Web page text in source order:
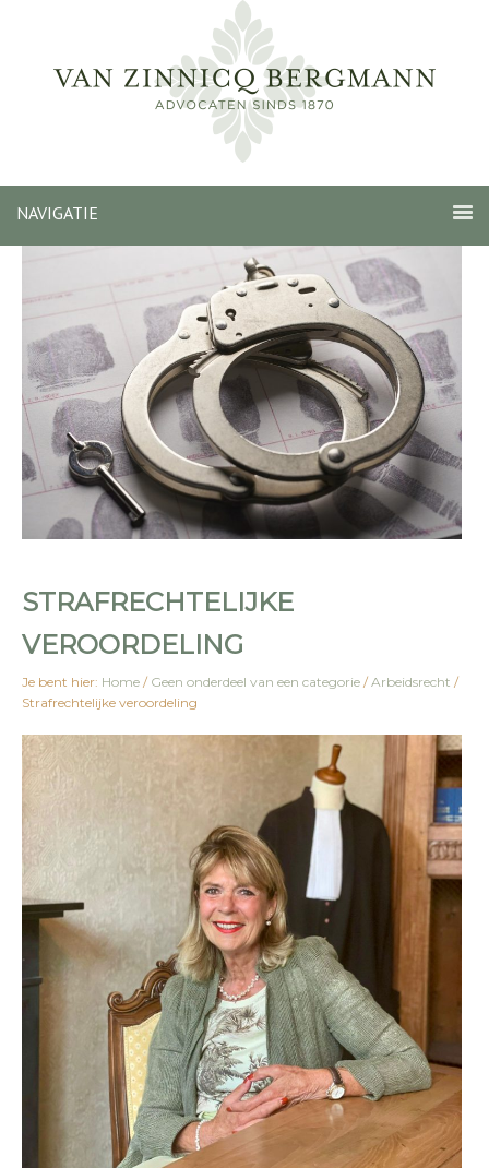
NAVIGATIE
STRAFRECHTELIJKE
VEROORDELING
Je bent hier: Home / Geen onderdeel van een categorie / Arbeidsrecht /
Strafrechtelijke veroordeling